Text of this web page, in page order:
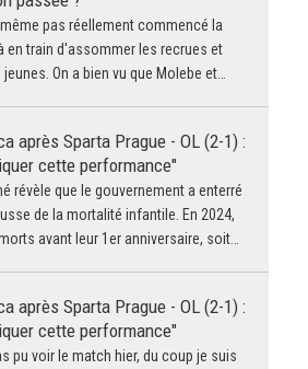
pas réellement commencé la
en train d'assommer les recrues et
On a bien vu que Molebe et…
après Sparta Prague - OL (2-1) :
cette performance"
révèle que le gouvernement a enterré
de la mortalité infantile. En 2024,
avant leur 1er anniversaire, soit…
après Sparta Prague - OL (2-1) :
cette performance"
pu voir le match hier, du coup je suis